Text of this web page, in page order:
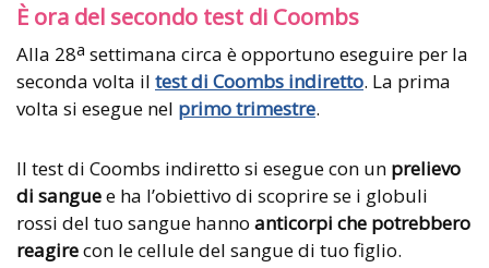
È ora del secondo test di Coombs
Alla 28a settimana circa è opportuno eseguire per la
seconda volta il test di Coombs indiretto. La prima
volta si esegue nel primo trimestre.
Il test di Coombs indiretto si esegue con un prelievo
di sanguee ha l’obiettivo di scoprire se i globuli
rossi del tuo sangue hanno anticorpi che potrebbero
reagirecon le cellule del sangue di tuo figlio.